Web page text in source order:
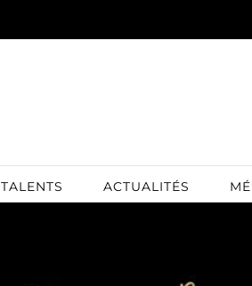
TALENTS ACTUALITÉS